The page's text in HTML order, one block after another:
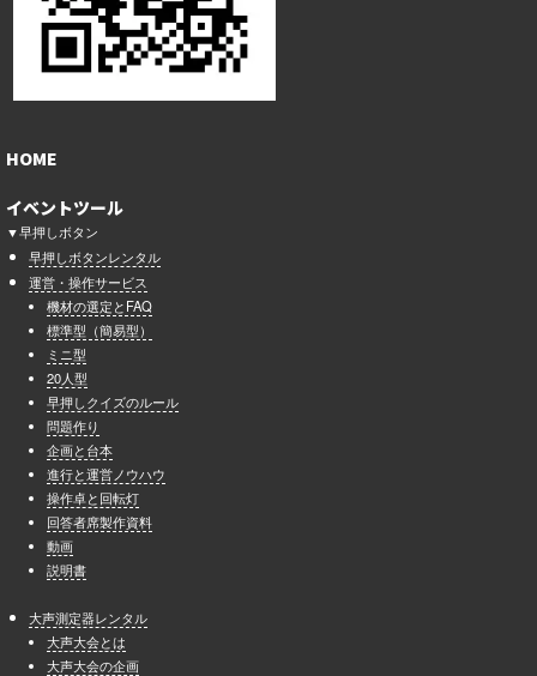
HOME
イベントツール
▼早押しボタン
早押しボタンレンタル
運営・操作サービス
機材の選定とFAQ
標準型（簡易型）
ミニ型
20人型
早押しクイズのルール
問題作り
企画と台本
進行と運営ノウハウ
操作卓と回転灯
回答者席製作資料
動画
説明書
大声測定器レンタル
大声大会とは
大声大会の企画